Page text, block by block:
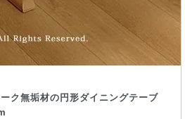
ク無垢材の円形ダイニングテーブ